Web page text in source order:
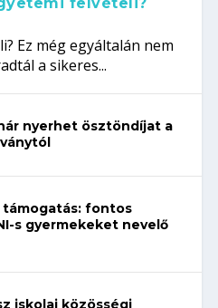
Ez még egyáltalán nem
a sikeres...
nyerhet ösztöndíjat a
támogatás: fontos
s gyermekeket nevelő
iskolai közösségi